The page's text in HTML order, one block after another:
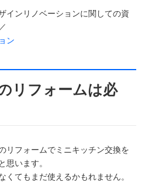
インリノベーションに関しての資
ン
リフォームは必
リフォームでミニキッチン交換を
思います。
くてもまだ使えるかもれません。